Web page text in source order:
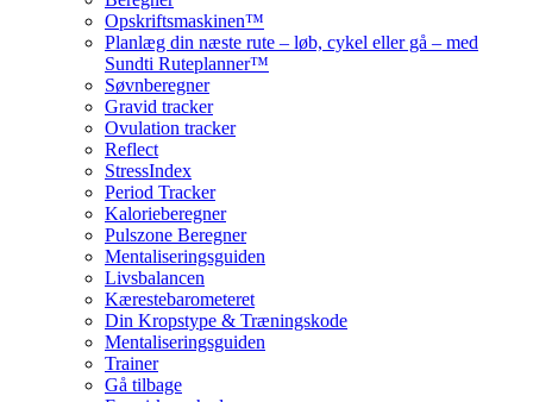
Opskriftsmaskinen™
Planlæg din næste rute – løb, cykel eller gå – med
Sundti Ruteplanner™
Søvnberegner
Gravid tracker
Ovulation tracker
Reflect
StressIndex
Period Tracker
Kalorieberegner
Pulszone Beregner
Mentaliseringsguiden
Livsbalancen
Kærestebarometeret
Din Kropstype & Træningskode
Mentaliseringsguiden
Trainer
Gå tilbage